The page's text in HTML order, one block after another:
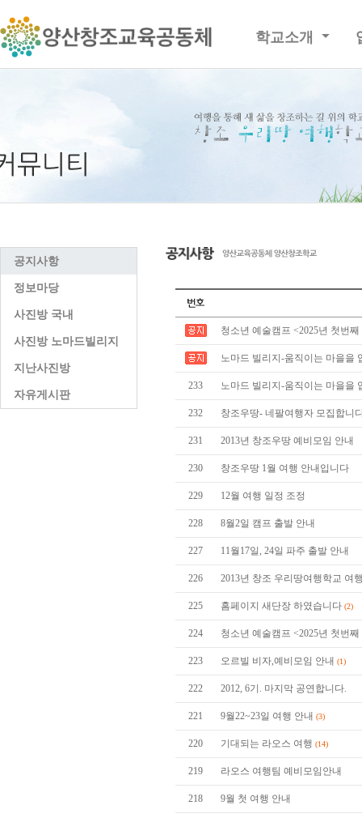
학교소개
공지사항
정보마당
사진방 국내
사진방 노마드빌리지
지난사진방
자유게시판
청소년 예술캠프 <2025년 첫번
노마드 빌리지-움직이는 마을을
233 노마드 빌리지-움직이는 마을을
232 창조우땅- 네팔여행자 모집합니
231 2013년 창조우땅 예비모임 안내
230 창조우땅 1월 여행 안내입니다
229 12월 여행 일정 조정
228 8월2일 캠프 출발 안내
227 11월17일, 24일 파주 출발 안내
226 2013년 창조 우리땅여행학교 여
225 홈페이지 새단장 하였습니다 (2)
224 청소년 예술캠프 <2025년 첫번
223 오르빌 비자,예비모임 안내 (1)
222 2012, 6기. 마지막 공연합니다.
221 9월22~23일 여행 안내 (3)
220 기대되는 라오스 여행 (14)
219 라오스 여행팀 예비모임안내
218 9월 첫 여행 안내